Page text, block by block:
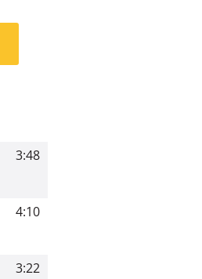
3:48
4:10
3:22